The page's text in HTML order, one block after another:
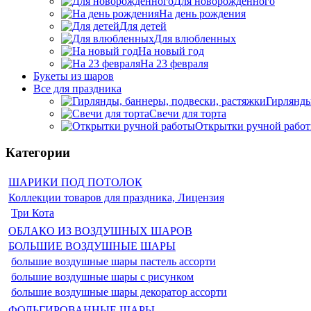
На день рождения
Для детей
Для влюбленных
На новый год
На 23 февраля
Букеты из шаров
Bсе для праздника
Свечи для торта
Открытки ручной
Категории
ШАРИКИ ПОД ПОТОЛОК
Коллекции товаров для праздника, Лицензия
Три Кота
ОБЛАКО ИЗ ВОЗДУШНЫХ ШАРОВ
БОЛЬШИЕ ВОЗДУШНЫЕ ШАРЫ
большие воздушные шары пастель ассорти
большие воздушные шары с рисунком
большие воздушные шары декоратор ассорти